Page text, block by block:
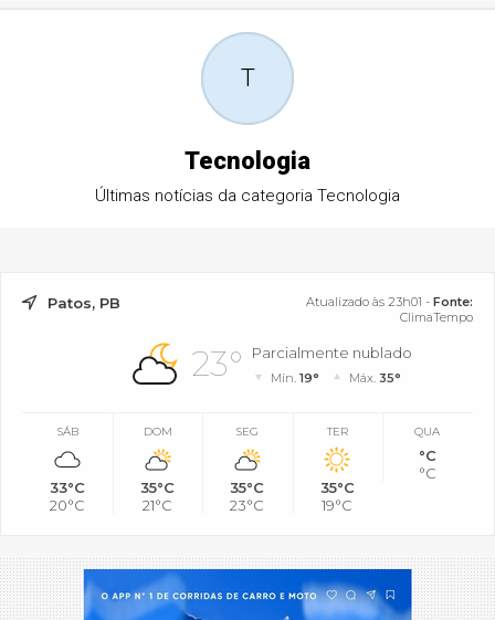
T
Tecnologia
Últimas notícias da categoria Tecnologia
Patos, PB Atualizado às 23h01 - Fonte:
ClimaTempo
23° Parcialmente nublado
Mín.19° Máx. 35°
SÁB
33°C
20°C
DOM
35°C
21°C
SEG
35°C
23°C
TER
35°C
19°C
QUA
°C
°C